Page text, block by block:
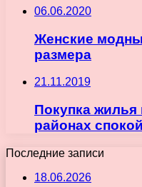
06.06.2020
Женские
размера
21.11.2019
Покупка жилья
районах
Последние записи
18.06.2026